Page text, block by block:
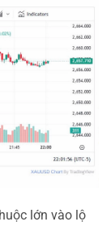
lớn vào lộ